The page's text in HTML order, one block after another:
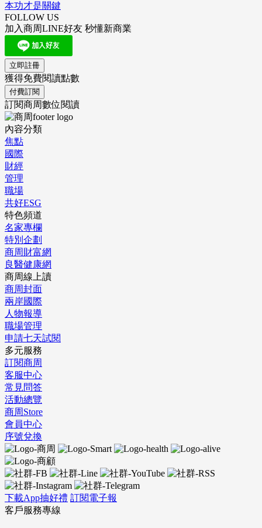
本功才是關鍵
FOLLOW US
加入商周LINE好友 秒懂新商業
立即註冊
獲得免費閱讀點數
付費訂閱
訂閱商周數位閱讀
內容分類
焦點
國際
財經
管理
職場
共好ESG
特色頻道
名家專欄
特別企劃
商周財富網
良醫健康網
商周線上讀
商周封面
兩岸國際
人物報導
職場管理
申請七天試閱
多元服務
訂閱商周
客服中心
常見問答
活動總覽
商周Store
會員中心
序號兌換
下載App抽好禮 訂閱電子報
客戶服務專線